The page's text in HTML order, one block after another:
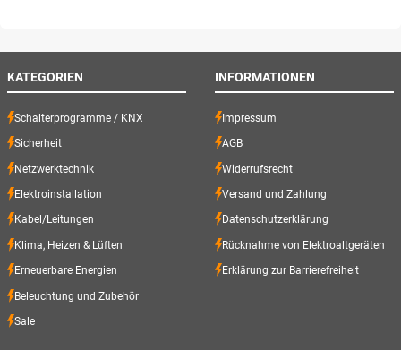
KATEGORIEN
Schalterprogramme / KNX
Sicherheit
Netzwerktechnik
Elektroinstallation
Kabel/Leitungen
Klima, Heizen & Lüften
Erneuerbare Energien
Beleuchtung und Zubehör
Sale
INFORMATIONEN
Impressum
AGB
Widerrufsrecht
Versand und Zahlung
Datenschutzerklärung
Rücknahme von Elektroaltgeräten
Erklärung zur Barrierefreiheit